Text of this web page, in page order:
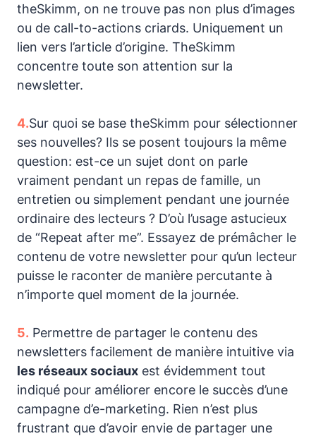
theSkimm, on ne trouve pas non plus d’images
ou de call-to-actions criards. Uniquement un
lien vers l’article d’origine. TheSkimm
concentre toute son attention sur la
newsletter.
4.Sur quoi se base theSkimm pour sélectionner
ses nouvelles? Ils se posent toujours la même
question: est-ce un sujet dont on parle
vraiment pendant un repas de famille, un
entretien ou simplement pendant une journée
ordinaire des lecteurs ? D’où l’usage astucieux
de “Repeat after me”. Essayez de prémâcher le
contenu de votre newsletter pour qu’un lecteur
puisse le raconter de manière percutante à
n’importe quel moment de la journée.
5. Permettre de partager le contenu des
newsletters facilement de manière intuitive via
les réseaux sociaux est évidemment tout
indiqué pour améliorer encore le succès d’une
campagne d’e-marketing. Rien n’est plus
frustrant que d’avoir envie de partager une